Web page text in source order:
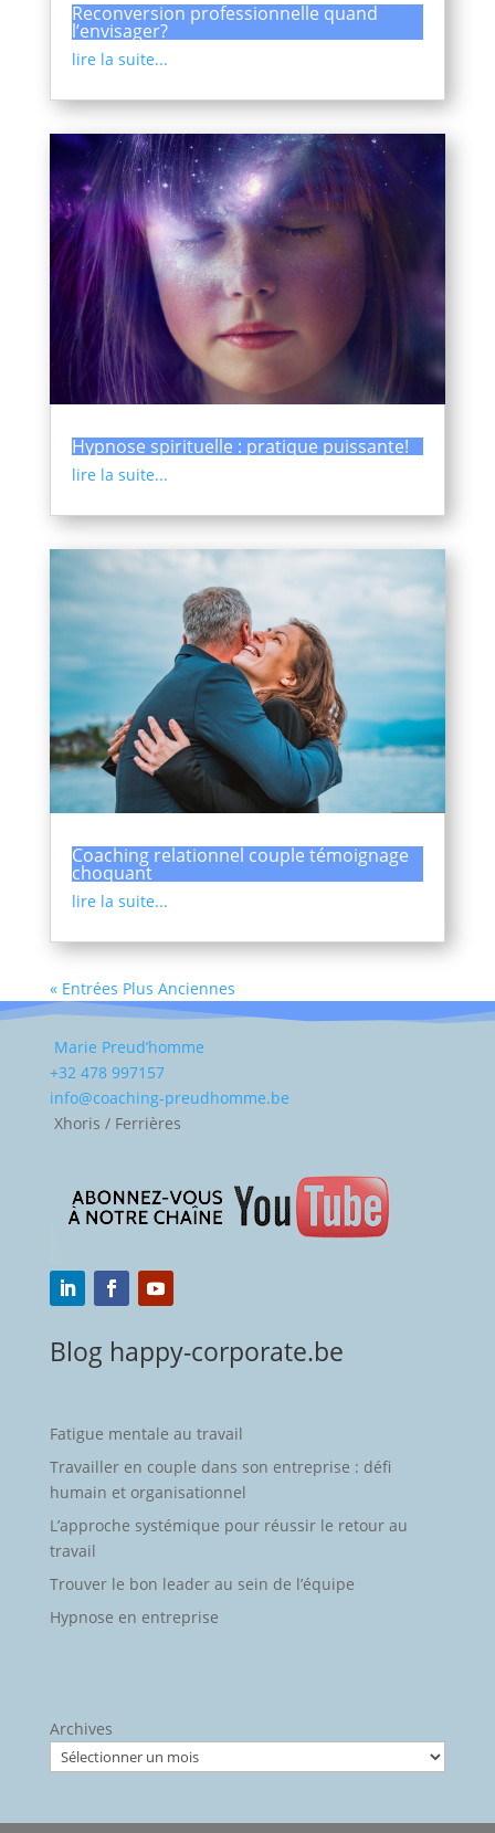
Reconversion professionnelle quand
l’envisager?
lire la suite...
Hypnose spirituelle : pratique puissante!
lire la suite...
Coaching relationnel couple témoignage
choquant
lire la suite...
« Entrées Plus Anciennes
Marie Preud’homme
+32 478 997157
info@coaching-preudhomme.be
Xhoris / Ferrières
Blog happy-corporate.be
Fatigue mentale au travail
Travailler en couple dans son entreprise : défi
humain et organisationnel
L’approche systémique pour réussir le retour au
travail
Trouver le bon leader au sein de l’équipe
Hypnose en entreprise
Archives